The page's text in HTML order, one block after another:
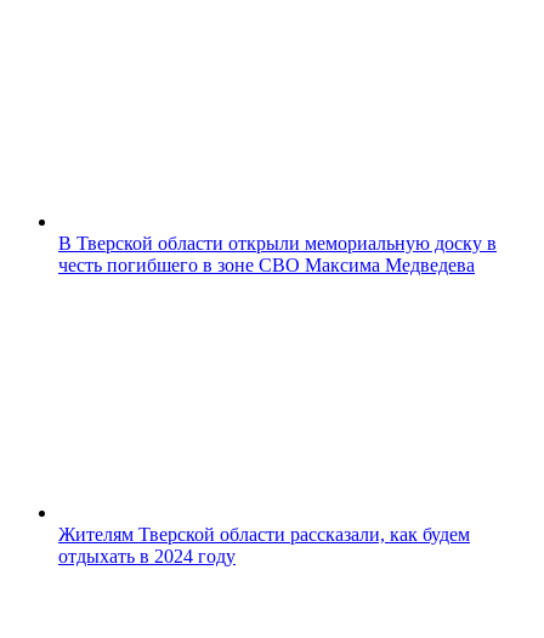
В Тверской области открыли мемориальную доску в
честь погибшего в зоне СВО Максима Медведева
Жителям Тверской области рассказали, как будем
отдыхать в 2024 году